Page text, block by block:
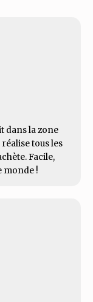
dans la zone
tous les
Facile,
monde !